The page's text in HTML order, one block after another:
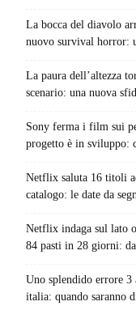
La bocca del diavolo
nuovo survival horror:
La paura dell’altezza
scenario: una nuova
Sony ferma i film sui
progetto è in sviluppo:
Netflix saluta 16 titoli
catalogo: le date da
Netflix indaga sul lato
84 pasti in 28 giorni:
Uno splendido errore
italia: quando saranno